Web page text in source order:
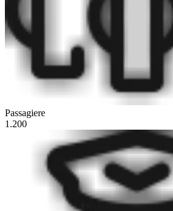
Passagiere
1.200